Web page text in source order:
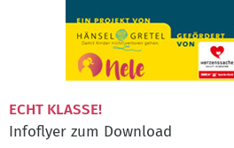
ECHT KLASSE!
Infoflyer zum Download